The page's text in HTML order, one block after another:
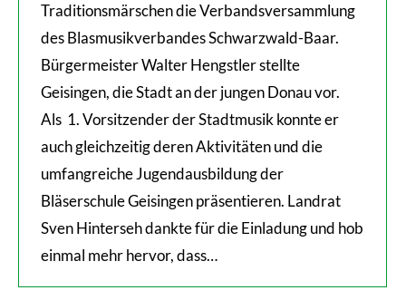
Traditionsmärschen die Verbandsversammlung
des Blasmusikverbandes Schwarzwald-Baar.
Bürgermeister Walter Hengstler stellte
Geisingen, die Stadt an der jungen Donau vor.
Als 1. Vorsitzender der Stadtmusik konnte er
auch gleichzeitig deren Aktivitäten und die
umfangreiche Jugendausbildung der
Bläserschule Geisingen präsentieren. Landrat
Sven Hinterseh dankte für die Einladung und hob
einmal mehr hervor, dass…